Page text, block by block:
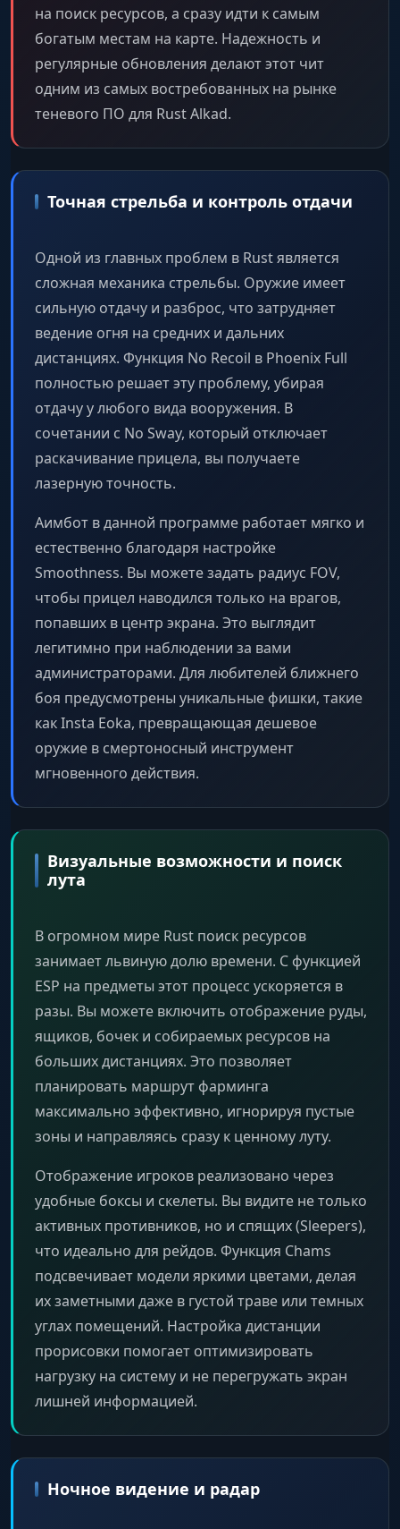
на поиск ресурсов, а сразу идти к самым
богатым местам на карте. Надежность и
регулярные обновления делают этот чит
одним из самых востребованных на рынке
теневого ПО для Rust Alkad.
Точная стрельба и контроль отдачи
Одной из главных проблем в Rust является
сложная механика стрельбы. Оружие имеет
сильную отдачу и разброс, что затрудняет
ведение огня на средних и дальних
дистанциях. Функция No Recoil в Phoenix Full
полностью решает эту проблему, убирая
отдачу у любого вида вооружения. В
сочетании с No Sway, который отключает
раскачивание прицела, вы получаете
лазерную точность.
Аимбот в данной программе работает мягко и
естественно благодаря настройке
Smoothness. Вы можете задать радиус FOV,
чтобы прицел наводился только на врагов,
попавших в центр экрана. Это выглядит
легитимно при наблюдении за вами
администраторами. Для любителей ближнего
боя предусмотрены уникальные фишки, такие
как Insta Eoka, превращающая дешевое
оружие в смертоносный инструмент
мгновенного действия.
Визуальные возможности и поиск
лута
В огромном мире Rust поиск ресурсов
занимает львиную долю времени. С функцией
ESP на предметы этот процесс ускоряется в
разы. Вы можете включить отображение руды,
ящиков, бочек и собираемых ресурсов на
больших дистанциях. Это позволяет
планировать маршрут фарминга
максимально эффективно, игнорируя пустые
зоны и направляясь сразу к ценному луту.
Отображение игроков реализовано через
удобные боксы и скелеты. Вы видите не только
активных противников, но и спящих (Sleepers),
что идеально для рейдов. Функция Chams
подсвечивает модели яркими цветами, делая
их заметными даже в густой траве или темных
углах помещений. Настройка дистанции
прорисовки помогает оптимизировать
нагрузку на систему и не перегружать экран
лишней информацией.
Ночное видение и радар